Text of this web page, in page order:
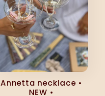
Annetta necklace •
NEW •